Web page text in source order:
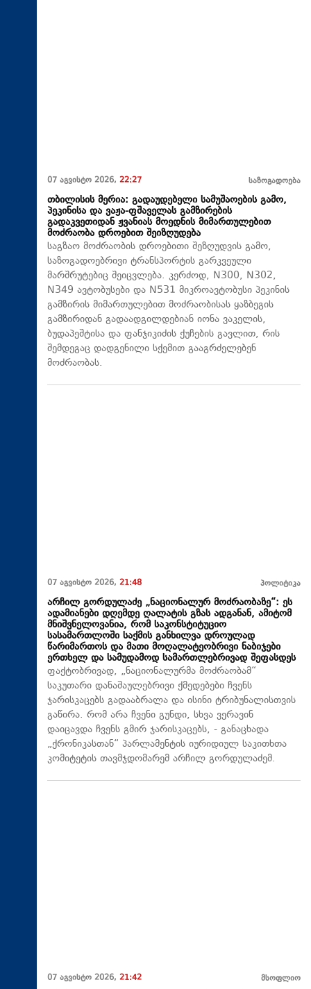
07 აგვისტო 2026, 22:27 საზოგადოება
თბილისის მერია: გადაუდებელი სამუშაოების გამო,
პეკინისა და ვაჟა-ფშაველას გამზირების
გადაკვეთიდან ჟვანიას მოედნის მიმართულებით
მოძრაობა დროებით შეიზღუდება
საგზაო მოძრაობის დროებითი შეზღუდვის გამო,
საზოგადოებრივი ტრანსპორტის გარკვეული
მარშრუტებიც შეიცვლება. კერძოდ, N300, N302,
N349 ავტობუსები და N531 მიკროავტობუსი პეკინის
გამზირის მიმართულებით მოძრაობისას ყაზბეგის
გამზირიდან გადაადგილდებიან იონა ვაკელის,
ბუდაპეშტისა და ფანჯიკიძის ქუჩების გავლით, რის
შემდეგაც დადგენილი სქემით გააგრძელებენ
მოძრაობას.
07 აგვისტო 2026, 21:48 პოლიტიკა
არჩილ გორდულაძე „ნაციონალურ მოძრაობაზე“: ეს
ადამიანები დღემდე ღალატის გზას ადგანან, ამიტომ
მნიშვნელოვანია, რომ საკონსტიტუციო
სასამართლოში საქმის განხილვა დროულად
წარიმართოს და მათი მოღალატეობრივი ნაბიჯები
ერთხელ და სამუდამოდ სამართლებრივად შეფასდეს
ფაქტობრივად, „ნაციონალურმა მოძრაობამ“
საკუთარი დანაშაულებრივი ქმედებები ჩვენს
ჯარისკაცებს გადააბრალა და ისინი ტრიბუნალისთვის
გაწირა. რომ არა ჩვენი გუნდი, სხვა ვერავინ
დაიცავდა ჩვენს გმირ ჯარისკაცებს, - განაცხადა
„ქრონიკასთან“ პარლამენტის იურიდიულ საკითხთა
კომიტეტის თავმჯდომარემ არჩილ გორდულაძემ.
07 აგვისტო 2026, 21:42 მსოფლიო